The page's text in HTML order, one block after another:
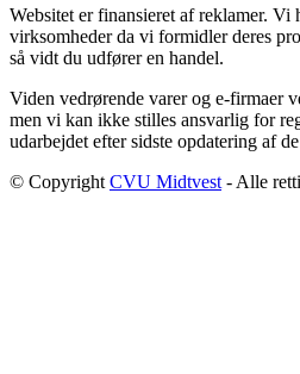
Websitet er finansieret af reklamer.
virksomheder da vi formidler deres
så vidt du udfører en handel.
Viden vedrørende varer og e-firmaer
men vi kan ikke stilles ansvarlig for
udarbejdet efter sidste opdatering af
© Copyright CVU Midtvest - Alle